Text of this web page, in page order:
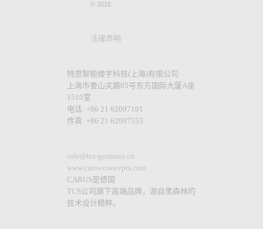
© 2015
法律声明
特思智能楼宇科技(上海)有限公司
上海市娄山关路85号东方国际大厦A座
1510室
电话: +86 21 62097101
传真: +86 21 62097553
info@tcs-germany.cn
www.carus-concepts.com
CARUS是德国
TCS公司旗下高端品牌，源自黑森林的
技术设计精粹。